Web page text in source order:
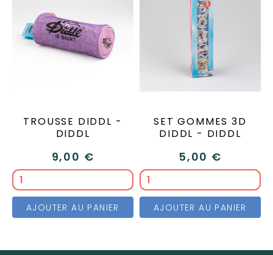
TROUSSE DIDDL -
DIDDL
9,00 €
AJOUTER AU PANIER
SET GOMMES 3D
DIDDL - DIDDL
5,00 €
AJOUTER AU PANIER